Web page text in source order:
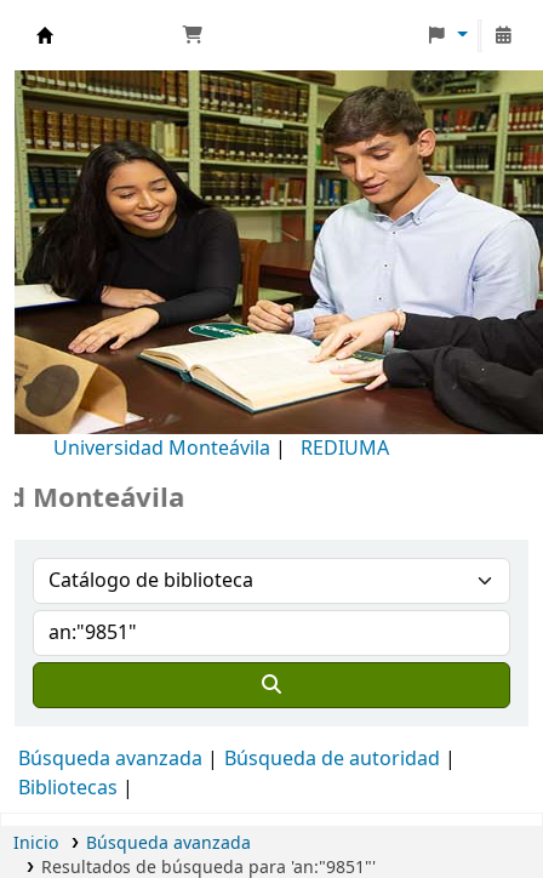
Biblioteca Universidad Monteávila
Universidad Monteávila | REDIUMA
Búsqueda avanzada
Búsqueda de autoridad
Bibliotecas
Inicio
Búsqueda avanzada
Resultados de búsqueda para 'an:"9851"'